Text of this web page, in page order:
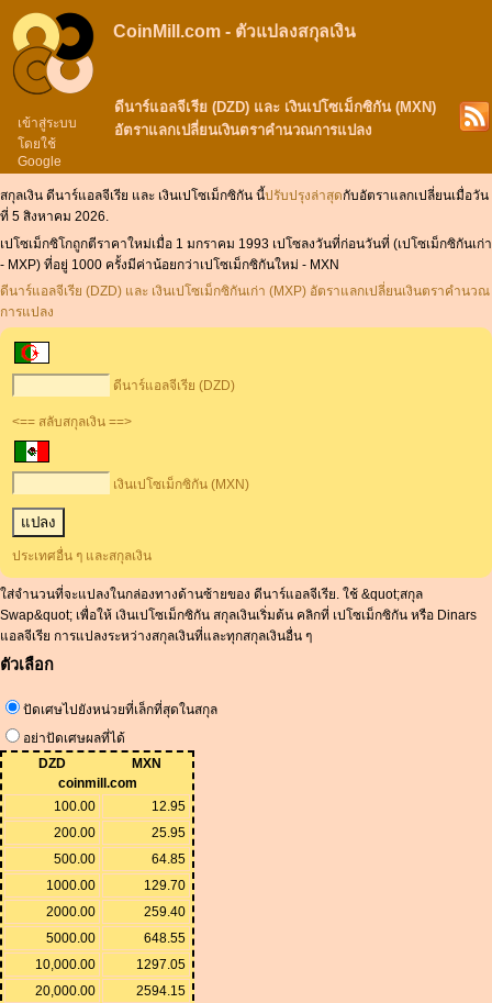
เข้าสู่ระบบ
โดยใช้
Google
CoinMill.com - ตัวแปลงสกุลเงิน
ดีนาร์แอลจีเรีย (DZD) และ เงินเปโซเม็กซิกัน (MXN)
อัตราแลกเปลี่ยนเงินตราคำนวณการแปลง
สกุลเงิน ดีนาร์แอลจีเรีย และ เงินเปโซเม็กซิกัน นี้ปรับปรุงล่าสุดกับอัตราแลกเปลี่ยนเมื่อวัน
ที่ 5 สิงหาคม 2026.
เปโซเม็กซิโกถูกตีราคาใหม่เมื่อ 1 มกราคม 1993 เปโซลงวันที่ก่อนวันที่ (เปโซเม็กซิกันเก่า
- MXP) ที่อยู่ 1000 ครั้งมีค่าน้อยกว่าเปโซเม็กซิกันใหม่ - MXN
ดีนาร์แอลจีเรีย (DZD) และ เงินเปโซเม็กซิกันเก่า (MXP) อัตราแลกเปลี่ยนเงินตราคำนวณ
การแปลง
ดีนาร์แอลจีเรีย (DZD)
<== สลับสกุลเงิน ==>
เงินเปโซเม็กซิกัน (MXN)
ประเทศอื่น ๆ และสกุลเงิน
ใส่จำนวนที่จะแปลงในกล่องทางด้านซ้ายของ ดีนาร์แอลจีเรีย. ใช้ &quot;สกุล
Swap&quot; เพื่อให้ เงินเปโซเม็กซิกัน สกุลเงินเริ่มต้น คลิกที่ เปโซเม็กซิกัน หรือ Dinars
แอลจีเรีย การแปลงระหว่างสกุลเงินที่และทุกสกุลเงินอื่น ๆ
ตัวเลือก
ปัดเศษไปยังหน่วยที่เล็กที่สุดในสกุล
อย่าปัดเศษผลที่ได้
DZD
MXN
coinmill.com
100.00
12.95
200.00
25.95
500.00
64.85
1000.00
129.70
2000.00
259.40
5000.00
648.55
10,000.00
1297.05
20,000.00
2594.15